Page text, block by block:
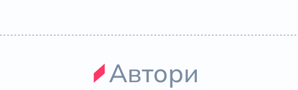
Автори